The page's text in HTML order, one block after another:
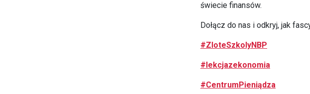
świecie finansów.
Dołącz do nas i odkryj, jak
#ZloteSzkolyNBP
#lekcjazekonomia
#CentrumPieniądza